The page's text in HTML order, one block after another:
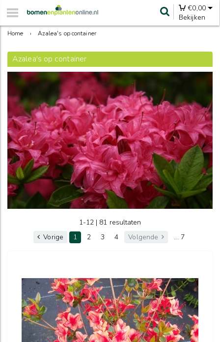
€0,00
Bekijken
Home › Azalea's op container
Azalea's op container
1-12 | 81 resultaten
Vorige
1 2 3 4 Volgende ... 7